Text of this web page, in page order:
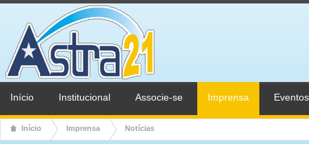
Início Institucional Associe-se Imprensa Eventos
Início Imprensa Notícias